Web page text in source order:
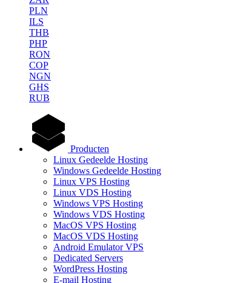
PLN
ILS
THB
PHP
RON
COP
NGN
GHS
RUB
Producten
Linux Gedeelde Hosting
Windows Gedeelde Hosting
Linux VPS Hosting
Linux VDS Hosting
Windows VPS Hosting
Windows VDS Hosting
MacOS VPS Hosting
MacOS VDS Hosting
Android Emulator VPS
Dedicated Servers
WordPress Hosting
E-mail Hosting